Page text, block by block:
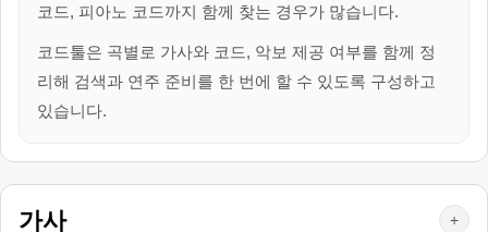
코드, 피아노 코드까지 함께 찾는 경우가 많습니다.
코드툴은 곡별로 가사와 코드, 악보 제공 여부를 함께 정
리해 검색과 연주 준비를 한 번에 할 수 있도록 구성하고
있습니다.
가사 +